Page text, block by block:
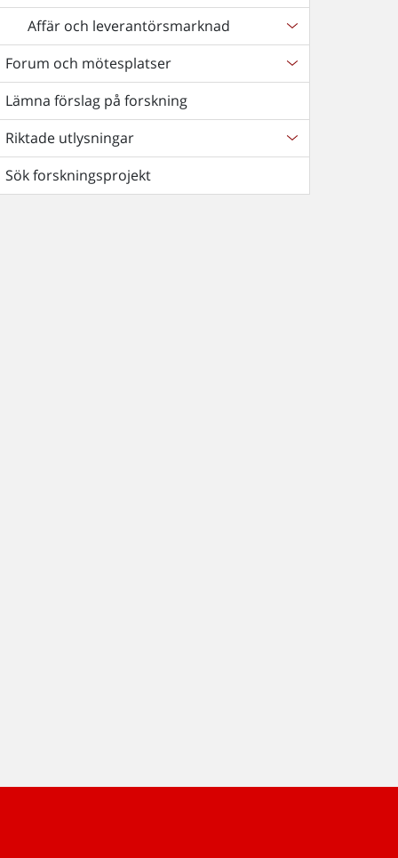
Affär och leverantörsmarknad
Forum och mötesplatser
Lämna förslag på forskning
Riktade utlysningar
Sök forskningsprojekt